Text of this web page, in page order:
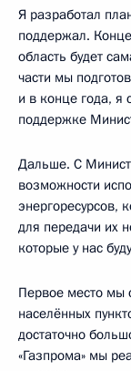
Я разработал
поддержал.
область будет
части мы
и в конце года, я
поддержке
Дальше. С
возможности
энергоресурсов,
для передачи их
которые у нас
Первое место мы
населённых
достаточно
«Газпрома» мы